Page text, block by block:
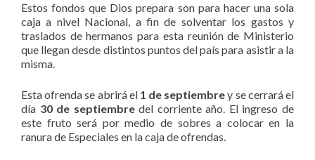
Estos fondos que Dios prepara son para hacer una sola
caja a nivel Nacional, a fin de solventar los gastos y
traslados de hermanos para esta reunión de Ministerio
que llegan desde distintos puntos del país para asistir a la
misma.
Esta ofrenda se abrirá el1 de septiembrey se cerrará el
día 30 de septiembredel corriente año. El ingreso de
este fruto será por medio de sobres a colocar en la
ranura de Especiales en la caja de ofrendas.